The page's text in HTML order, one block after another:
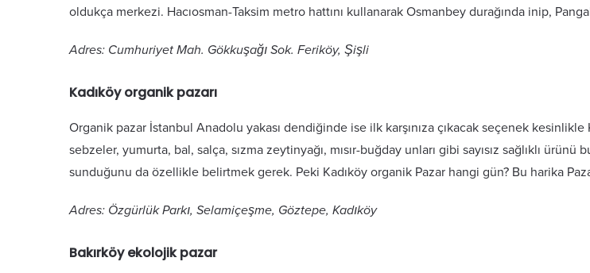
oldukça merkezi. Hacıosman-Taksim metro hattını kullanarak Osmanbey durağında inip,
Adres: Cumhuriyet Mah. Gökkuşağı Sok. Feriköy, Şişli
Kadıköy organik pazarı
Organik pazar İstanbul Anadolu yakası dendiğinde ise ilk karşınıza çıkacak seçenek
sebzeler, yumurta, bal, salça, sızma zeytinyağı, mısır-buğday unları gibi sayısız sağlıklı
sunduğunu da özellikle belirtmek gerek. Peki Kadıköy organik Pazar hangi gün? Bu harika
Adres: Özgürlük Parkı, Selamiçeşme, Göztepe, Kadıköy
Bakırköy ekolojik pazar